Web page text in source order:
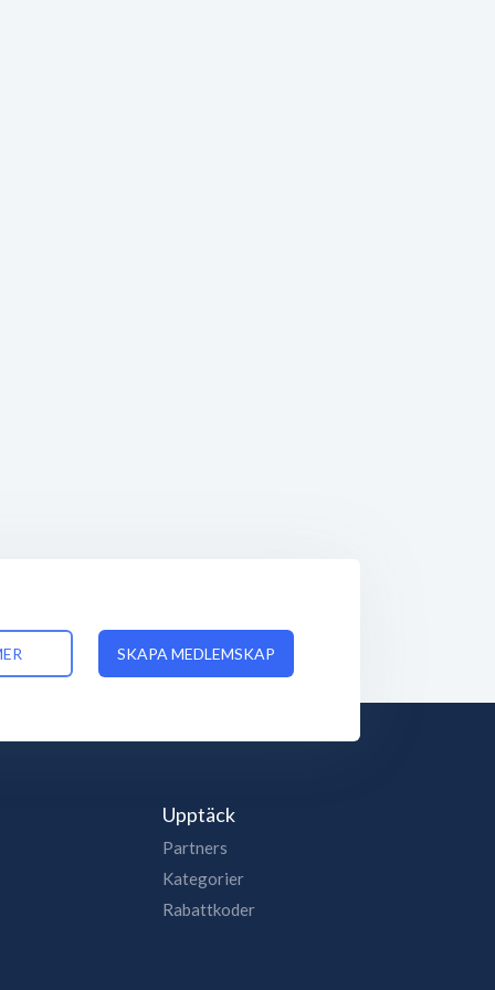
SKAPA MEDLEMSKAP
Upptäck
Partners
Kategorier
Rabattkoder